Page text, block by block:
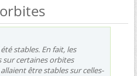
stables. En fait, les
sur certaines orbites
être stables sur celles-